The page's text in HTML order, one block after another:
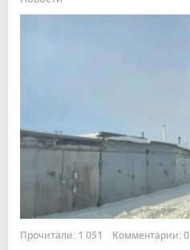
Прочитали: 1 051 Комментарии: 0